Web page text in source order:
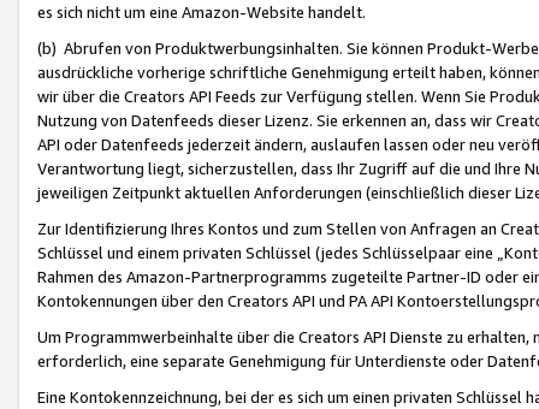
es sich nicht um eine Amazon-Website handelt.
(b) Abrufen von Produktwerbungsinhalten. Sie können Produkt-
ausdrückliche vorherige schriftliche Genehmigung erteilt haben,
wir über die Creators API Feeds zur Verfügung stellen. Wenn Sie
Nutzung von Datenfeeds dieser Lizenz. Sie erkennen an, dass wir
API oder Datenfeeds jederzeit ändern, auslaufen lassen oder neu
Verantwortung liegt, sicherzustellen, dass Ihr Zugriff auf die und Ihre
jeweiligen Zeitpunkt aktuellen Anforderungen (einschließlich dieser
Zur Identifizierung Ihres Kontos und zum Stellen von Anfragen an
Schlüssel und einem privaten Schlüssel (jedes Schlüsselpaar eine
Rahmen des Amazon-Partnerprogramms zugeteilte Partner-ID oder
Kontokennungen über den Creators API und PA API
Um Programmwerbeinhalte über die Creators API Dienste zu
erforderlich, eine separate Genehmigung für Unterdienste oder
Eine Kontokennzeichnung, bei der es sich um einen privaten